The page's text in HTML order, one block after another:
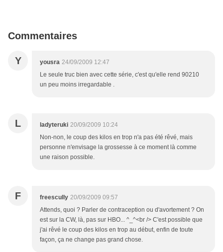
Commentaires
Y yousra 24/09/2009 12:47
Le seule truc bien avec cette série, c'est qu'elle rend 90210
un peu moins irregardable .
L ladyteruki 20/09/2009 10:24
Non-non, le coup des kilos en trop n'a pas été rêvé, mais
personne n'envisage la grossesse à ce moment là comme
une raison possible.
F freescully 20/09/2009 09:57
Attends, quoi ? Parler de contraception ou d'avortement ? On
est sur la CW, là, pas sur HBO... ^_^<br /> C'est possible que
j'ai rêvé le coup des kilos en trop au début, enfin de toute
façon, ça ne change pas grand chose.